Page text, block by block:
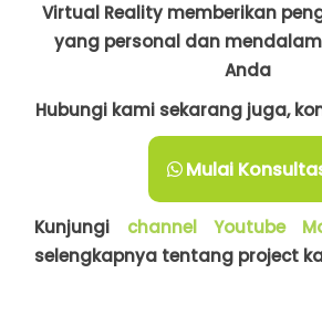
Virtual Reality memberikan
yang personal dan
Anda
Hubungi kami sekarang juga,
Mulai
Kunjungi channel Youtube
selengkapnya tentang project